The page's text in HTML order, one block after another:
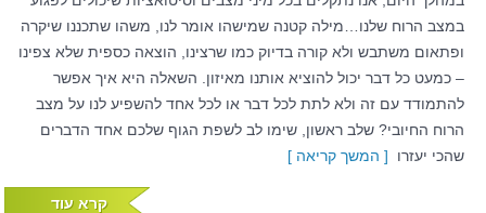
במצב הרוח שלנו…מילה קטנה שמישהו אומר לנו, משהו שתכננו שיקרה
ופתאום משתבש ולא קורה בדיוק כמו שרצינו, הוצאה כספית שלא צפינו
– כמעט כל דבר יכול להוציא אותנו מאיזון. השאלה היא איך אפשר
להתמודד עם זה ולא לתת לכל דבר או לכל אחד להשפיע לנו על מצב
הרוח החיובי? שלב ראשון, שימו לב לשפת הגוף שלכם אחד הדברים
שהכי יעזרו [ המשך קריאה ]
קרא עוד